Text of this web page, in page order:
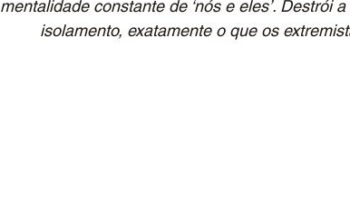
mentalidade constante de ‘nós e eles’. Destrói
isolamento, exatamente o que os